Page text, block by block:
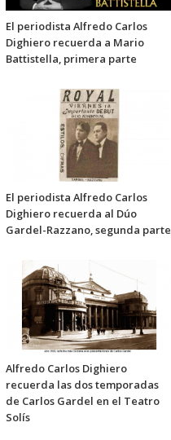
El periodista Alfredo Carlos
Dighiero recuerda a Mario
Battistella, primera parte
El periodista Alfredo Carlos
Dighiero recuerda al Dúo
Gardel-Razzano, segunda parte
Alfredo Carlos Dighiero
recuerda las dos temporadas
de Carlos Gardel en el Teatro
Solís